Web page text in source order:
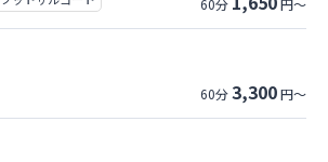
60分 円～
60分3,300円～